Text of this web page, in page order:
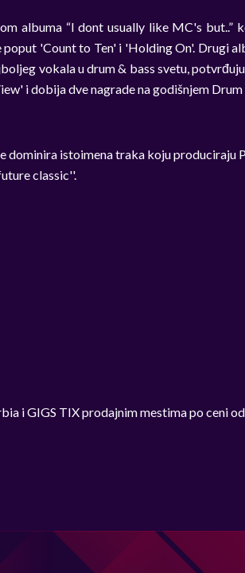
albuma “I dont usually like MC's but..”
poput 'Count to Ten' i 'Holding On'. Drugi
vokala u drum & bass svetu,
i dobija dve nagrade na godišnjem
dominira istoimena traka koju produciraju
classic''.
i GIGS TIX prodajnim mestima po ceni